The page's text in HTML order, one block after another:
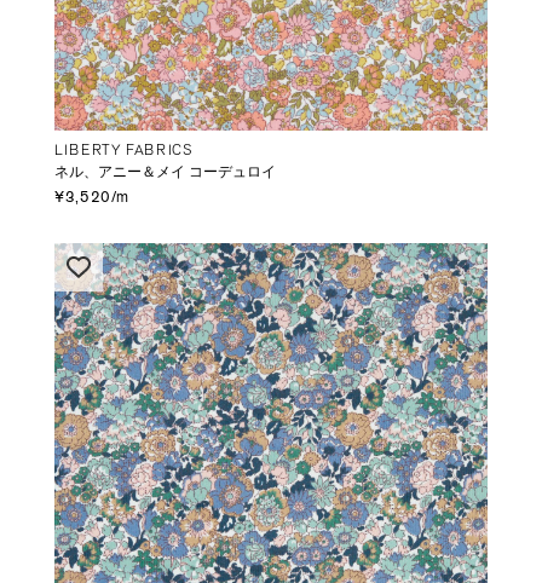
LIBERTY FABRICS
ネル、アニー＆メイ コーデュロイ
¥3,520/m